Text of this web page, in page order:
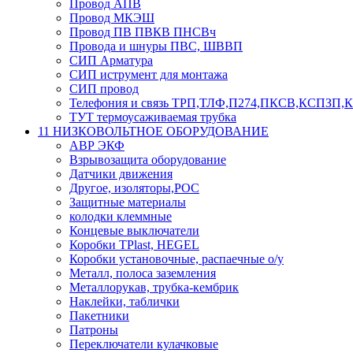
Провод АПВ
Провод МКЭШ
Провод ПВ ПВКВ ПНСВч
Провода и шнуры ПВС, ШВВП
СИП Арматура
СИП иструмент для монтажа
СИП провод
Телефония и связь
ТУТ термоусаживаемая трубка
11 НИЗКОВОЛЬТНОЕ ОБОРУДОВАНИЕ
АВР ЭКФ
Взрывозащита оборудование
Датчики движения
Другое, изоляторы,РОС
Защитные материалы
колодки клеммные
Концевые выключатели
Коробки TPlast, HEGEL
Коробки установочные, распаечные о/у
Металл, полоса заземления
Металлорукав, трубка-кембрик
Наклейки, таблички
Пакетники
Патроны
Переключатели кулачковые